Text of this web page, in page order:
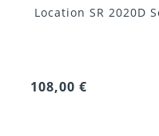
Location SR 2020D
108,00 €